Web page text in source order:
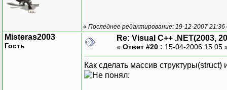
« Последнее редактирование: 19-12-2007
Misteras2003
Гость
Re: Visual C++ .NET(2003,
« Ответ #20 : 15-04-2006 15:05
Как сделать массив
: